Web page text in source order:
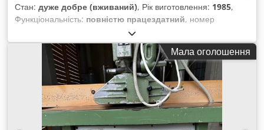
Стан: дуже добре (вживаний), Рік виготовлення: 1985,
Функціональність: повністю працездатний, номер
машини/транспортного засобу:
7717 Heidelberg GTO-52, рік випуску: 1985, наклад: прибл.
20 млн. Формат: 360x520 мм, 1 колір Dsdszfimnspfx Al Rsck
Оснащення: - Пристрій для нанесення пудри - Varn
Compac III - Версія Minus --> Доступний з: 08/2026
Мала оголошення